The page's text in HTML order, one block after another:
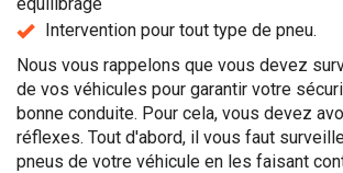
Intervention pour tout type de pneu.
Nous vous rappelons que vous devez
de vos véhicules pour garantir votre
bonne conduite. Pour cela, vous devez
réflexes. Tout d'abord, il vous faut
pneus de votre véhicule en les faisant